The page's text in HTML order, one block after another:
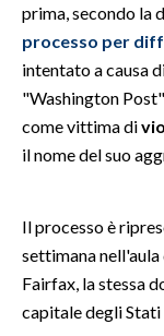
SALUTE
SARDEGNA
SARDI NEL MONDO
NOTIZIE
#CARAUNIONE
prima, secondo la
processo per
intentato a causa
"Washington
come vittima di
il nome del suo
Il processo è
settimana
Fairfax, la stessa
capitale degli Stati